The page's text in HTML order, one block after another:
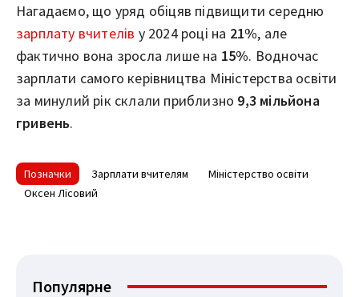
Нагадаємо, що уряд обіцяв підвищити середню
зарплату вчителів у 2024 році на 21%, але
фактично вона зросла лише на 15%. Водночас
зарплати самого керівництва Міністерства освіти
за минулий рік склали приблизно 9,3 мільйона
гривень.
Позначки Зарплати вчителям
Міністерство освіти
Оксен Лісовий
Популярне